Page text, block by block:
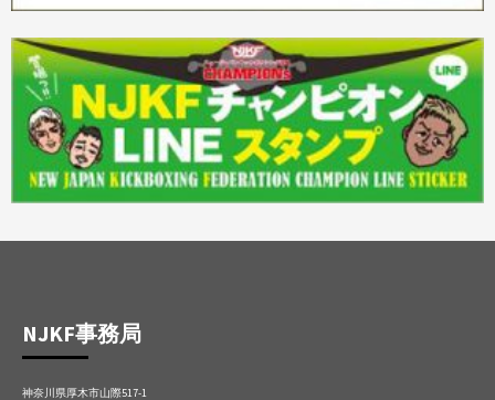
NJKF事務局
神奈川県厚木市山際517-1